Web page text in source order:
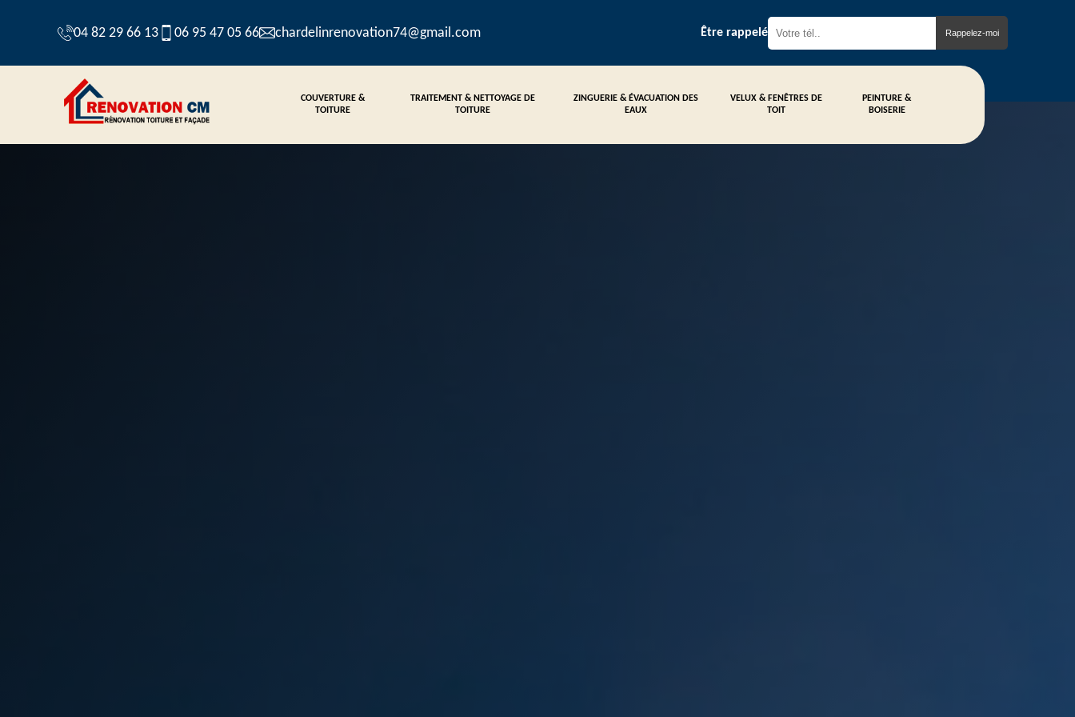
04 82 29 66 13 06 95 47 05 66 chardelinrenovation74@gmail.com Être rappelé
COUVERTURE &
TOITURE
TRAITEMENT & NETTOYAGE DE
TOITURE
ZINGUERIE & ÉVACUATION DES
EAUX
VELUX & FENÊTRES DE
TOIT
PEINTURE &
BOISERIE